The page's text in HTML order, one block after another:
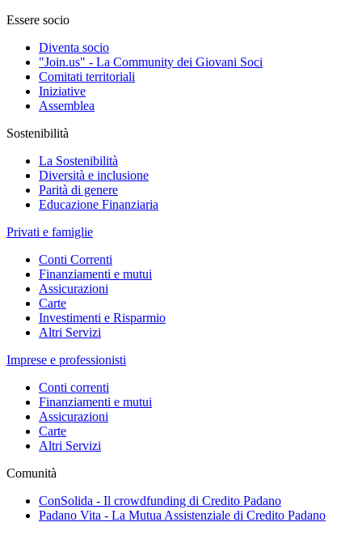
Essere socio
Diventa socio
"Join.us" - La Community dei Giovani Soci
Comitati territoriali
Iniziative
Assemblea
Sostenibilità
La Sostenibilità
Diversità e inclusione
Parità di genere
Educazione Finanziaria
Privati e famiglie
Conti Correnti
Finanziamenti e mutui
Assicurazioni
Carte
Investimenti e Risparmio
Altri Servizi
Imprese e professionisti
Conti correnti
Finanziamenti e mutui
Assicurazioni
Carte
Altri Servizi
Comunità
ConSolida - Il crowdfunding di Credito Padano
Padano Vita - La Mutua Assistenziale di Credito Padano